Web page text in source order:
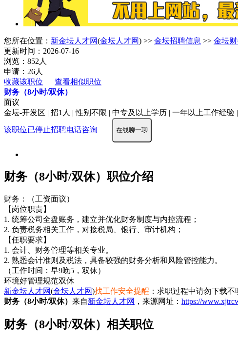
您所在位置： 新金坛人才网(金坛人才网) >> 金坛招聘信息 >> 金坛
更新时间：2026-07-16
浏览：852人
申请：26人
收藏该职位
查看相似职位
财务（8小时/双休）
面议
金坛-开发区 | 招1人 | 性别不限 | 中专及以上学历 | 一年以上工作经验
该职位已停止招聘电话咨询 在线聊一聊
财务（8小时/双休）职位介绍
财务：（工资面议）
【岗位职责】
1. 统筹公司全盘账务，建立并优化财务制度与内控流程；
2. 负责税务相关工作，对接税局、银行、审计机构；
【任职要求】
1. 会计、财务管理等相关专业。
2. 熟悉会计准则及税法，具备较强的财务分析和风险管控能力。
（工作时间：早9晚5，双休）
环境好管理规范双休
新金坛人才网(金坛人才网)找工作安全提醒 ：求职过程中请勿下载
财务（8小时/双休） 来自新金坛人才网 ，来源网址： https://
财务（8小时/双休）相关职位